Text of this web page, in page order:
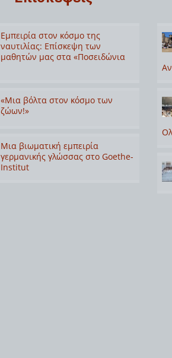
Εμπειρία στον κόσμο της
ναυτιλίας: Επίσκεψη των
μαθητών μας στα «Ποσειδώνια
«Μια βόλτα στον κόσμο των
ζώων!»
Μια βιωματική εμπειρία
γερμανικής γλώσσας στο Goethe-
Institut